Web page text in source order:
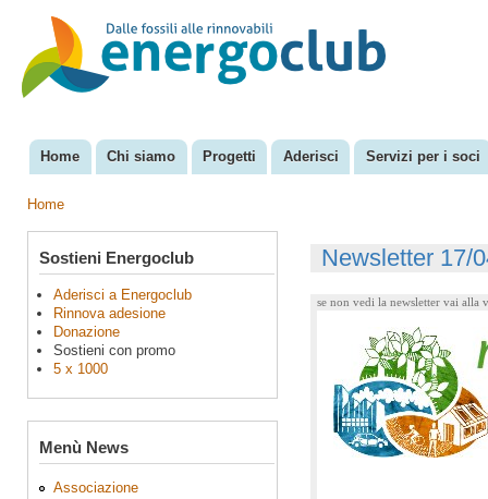
EnergoClub
per la
riconversione
del sistema
Menu principale
Home Chi siamo Progetti Aderisci Servizi per i soci
Tu sei qui
Home
Sostieni Energoclub
Aderisci a Energoclub
Rinnova adesione
Donazione
Sostieni con promo
5 x 1000
Menù News
Associazione
Newsletter 17/
se non vedi la newsletter vai alla